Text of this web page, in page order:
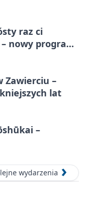
raz ci
nowy program
Zawierciu –
lat
–
wydarzenia